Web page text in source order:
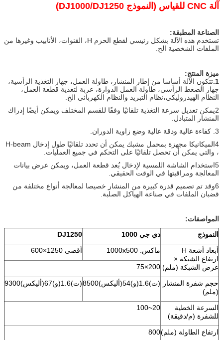
آلة CNC للقياس (النموذج DJ1000/DJ1250)
الصناعة المطبقة:
تستخدم هذه الآلة بشكل رئيسي لقطع الحزم H، القنوات، الأنابيب وغيرها من
الملفات الشخصية الخ.
ميزة المنتج:
1. تتكون الآلة أساسا من إطار المنشار، طاولة العمل، جهاز التغذية الرأسية،
جهاز الضغط الرأسي، طاولة العمل الدوارة، عربة لتغذية قطعة العمل،
النظام الهيدروليكي،نظام التبريد والنظام الكهربائي الخ.
2يمكن تعديل سرعة التغذية تلقائيًا وفقًا للقسم المختلف ويمكن أيضًا إدراك
المنشار المتبادل.
3. كفاءة عالية ودقة عالية وضع زاوية الدوران.
4الميكانيكا مجهزة بمحمل مشبك يمكن أن تحدد تلقائيًا طول إدخال H-beam
، والتي يمكن أن تحصل تلقائيًا على التحكم في جميع العمليات.
5استخدام الشاشة اللمسية لإدخال بُعد قطعة العمل، ويمكن عرض بيانات
المعالجة ومراقبتها في الوقت الحقيقي.
6وقد تم تصميم قدرة كبيرة من المنشار خصيصا لمعالجة أنواع مختلفة من
قضبان الملفات في صناعة الهياكل الصلبة.
المواصفات:
النموذج
دي جي 1000
DJ1250
أبعاد أشعة H
ارتفاع الشبكة ×
عرض الشبكة (ملم)
ماكس. 1000x500 أقصى 1250×600
200×75
حجم شفرة المنشار
(ملم)
(ت)1.6(و)54(أليكس)8500 (ت)1.6(و)67(أليكس)9300
السرعة الخطية
للشفرة (م/دقيقة)
20~100
ارتفاع الطاولة (ملم)800